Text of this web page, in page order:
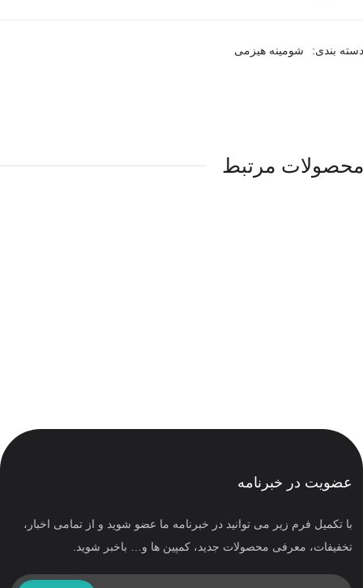
بندی: شومینه هیزمی
مرتبط
عضویت در خبرنامه
با تکمیل فرم زیر می توانید در خبرنامه ما عضو شوید و از تمامی اخبار،
تخفیفات، معرفی محصولات جدید، کمپین ها و… باخبر شوید.